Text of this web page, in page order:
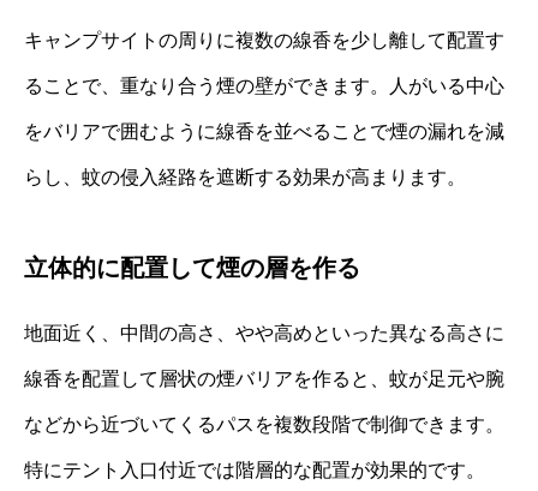
キャンプサイトの周りに複数の線香を少し離して配置す
ることで、重なり合う煙の壁ができます。人がいる中心
をバリアで囲むように線香を並べることで煙の漏れを減
らし、蚊の侵入経路を遮断する効果が高まります。
立体的に配置して煙の層を作る
地面近く、中間の高さ、やや高めといった異なる高さに
線香を配置して層状の煙バリアを作ると、蚊が足元や腕
などから近づいてくるパスを複数段階で制御できます。
特にテント入口付近では階層的な配置が効果的です。